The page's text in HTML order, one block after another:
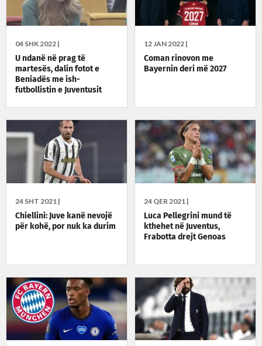
04 SHK 2022 |
U ndanë në prag të
martesës, dalin fotot e
Beniadës me ish-
futbollistin e Juventusit
12 JAN 2022 |
Coman rinovon me
Bayernin deri më 2027
24 SHT 2021 |
Chiellini: Juve kanë nevojë
për kohë, por nuk ka durim
24 QER 2021 |
Luca Pellegrini mund të
kthehet në Juventus,
Frabotta drejt Genoas